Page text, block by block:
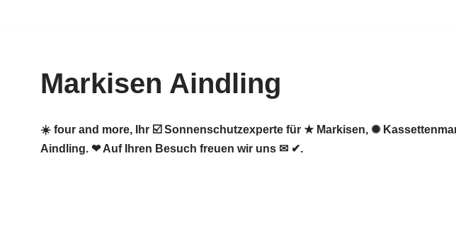
springenMarkisen Aindling
☀️ four and more, Ihr ☑️ Sonnenschutzexperte für ★ Markisen, ✺
Aindling. ❤ Auf Ihren Besuch freuen wir uns ✉ ✔.